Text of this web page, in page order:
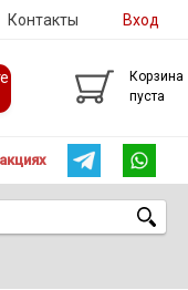
Контакты Вход
Корзина
пуста